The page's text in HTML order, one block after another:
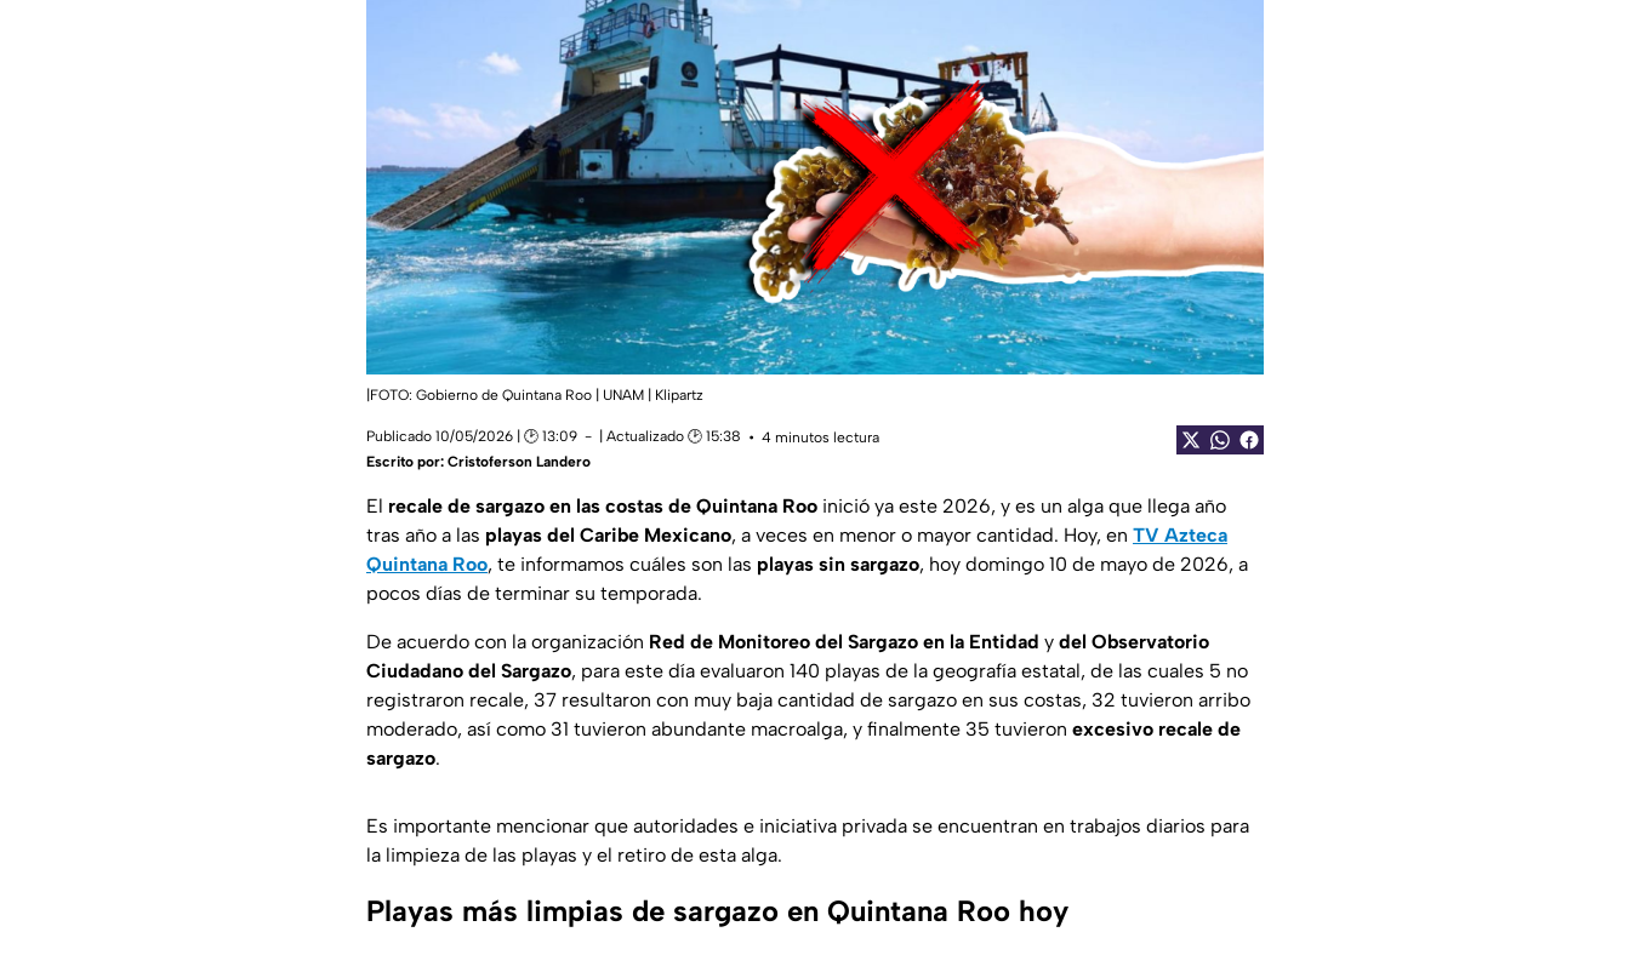
|FOTO: Gobierno de Quintana Roo | UNAM | Klipartz
Publicado 10/05/2026 | 🕑 13:09 | Actualizado 🕑 15:38
4 minutos lectura
Escrito por: Cristoferson Landero
El recale de sargazo en las costas de Quintana Roo inició ya este 2026, y es un alga que llega año
tras año a las playas del Caribe Mexicano, a veces en menor o mayor cantidad. Hoy, en TV Azteca
Quintana Roo, te informamos cuáles son las playas sin sargazo, hoy domingo 10 de mayo de 2026, a
pocos días de terminar su temporada.
De acuerdo con la organización Red de Monitoreo del Sargazo en la Entidad y del Observatorio
Ciudadano del Sargazo, para este día evaluaron 140 playas de la geografía estatal, de las cuales 5 no
registraron recale, 37 resultaron con muy baja cantidad de sargazo en sus costas, 32 tuvieron arribo
moderado, así como 31 tuvieron abundante macroalga, y finalmente 35 tuvieron excesivo recale de
sargazo.
Es importante mencionar que autoridades e iniciativa privada se encuentran en trabajos diarios para
la limpieza de las playas y el retiro de esta alga.
Playas más limpias de sargazo en Quintana Roo hoy